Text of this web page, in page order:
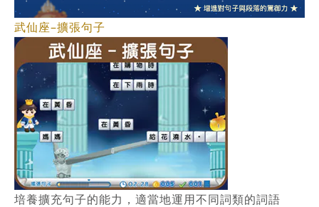
武仙座–擴張句子
培養擴充句子的能力，適當地運用不同詞類的詞語